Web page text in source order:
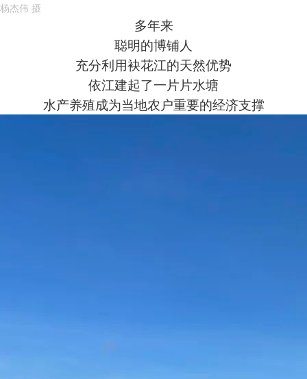
杨杰伟 摄
多年来
聪明的博铺人
充分利用袂花江的天然优势
依江建起了一片片水塘
水产养殖成为当地农户重要的经济支撑